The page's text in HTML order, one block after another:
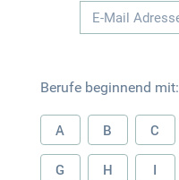
Berufe beginnend mit:
A B C
G H I